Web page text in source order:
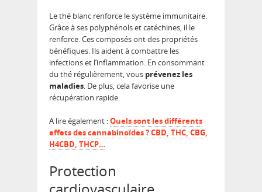
Le thé blanc renforce le système immunitaire.
Grâce à ses polyphénols et catéchines, il le
renforce. Ces composés ont des propriétés
bénéfiques. Ils aident à combattre les
infections et l’inflammation. En consommant
du thé régulièrement, vous prévenez les
maladies. De plus, cela favorise une
récupération rapide.
A lire également :Quels sont les différents
effets des cannabinoïdes ? CBD, THC, CBG,
H4CBD, THCP…
Protection